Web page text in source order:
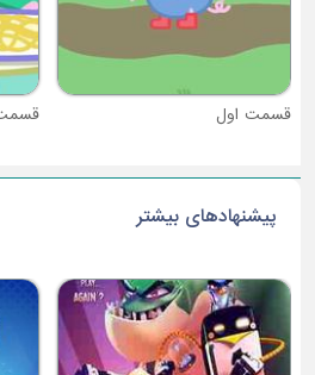
پیشنهادهای بیشتر